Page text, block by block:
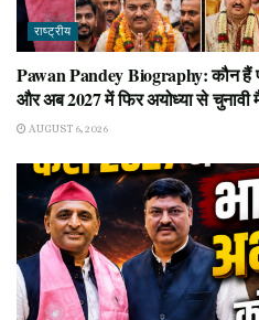
राष्ट्रीय
Pawan Pandey Biography: कौन हैं
और अब 2027 में फिर अयोध्या से चुनावी
AUGUST 6, 2026